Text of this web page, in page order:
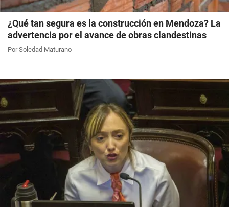
¿Qué tan segura es la construcción en Mendoza? La
advertencia por el avance de obras clandestinas
Por Soledad Maturano